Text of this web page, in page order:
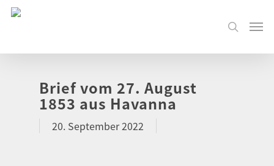
Brief vom 27. August
1853 aus Havanna
20. September 2022